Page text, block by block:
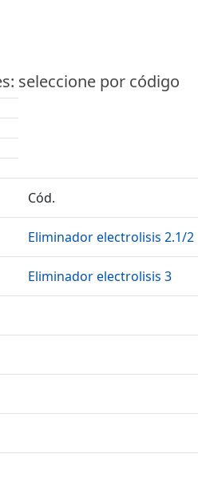
seleccione por código
Cód.
Eliminador electrolisis 2.1/2
Eliminador electrolisis 3